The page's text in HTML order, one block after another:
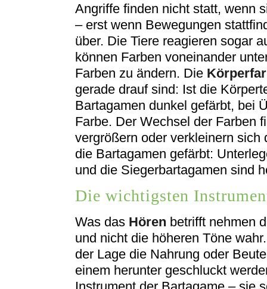
Angriffe finden nicht statt, wenn
– erst wenn Bewegungen
über. Die Tiere reagieren sogar
können Farben voneinander
Farben zu ändern. Die
gerade drauf sind: Ist die
Bartagamen dunkel gefärbt, bei
Farbe. Der Wechsel der Farben
vergrößern oder verkleinern
die Bartagamen gefärbt:
und die Siegerbartagamen sind
Die wichtigsten
Was das Hören betrifft nehmen
und nicht die höheren Töne
der Lage die Nahrung oder
einem herunter geschluckt
Instrument der Bartagame – sie